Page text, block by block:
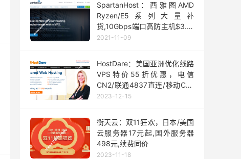
SpartanHost：西雅图AMD
Ryzen/E5系列大量补
货,10Gbps端口高防主机$3.5/
月起
2021-11-09
HostDare：美国亚洲优化线路
VPS特价55折优惠，电信
CN2/联通4837直连/移动CMI
直连，年付$17起
2023-12-15
衡天云：双11狂欢，日本/美国
云服务器17元起,国外服务器
498元,续费同价
2023-11-18